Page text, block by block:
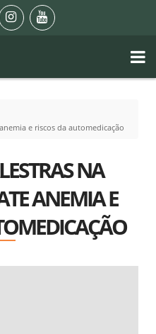
e riscos da automedicação
NA
ANEMIA E